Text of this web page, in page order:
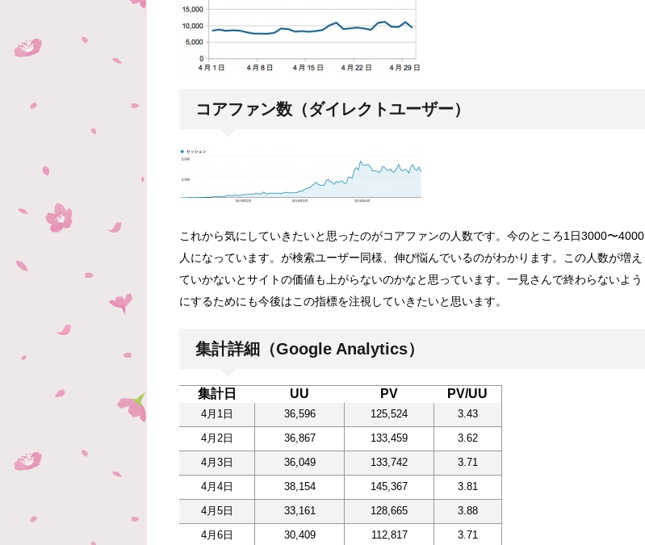
コアファン数（ダイレクトユーザー）
これから気にしていきたいと思ったのがコアファンの人数です。今のところ1日3000〜4000
人になっています。が検索ユーザー同様、伸び悩んでいるのがわかります。この人数が増え
ていかないとサイトの価値も上がらないのかなと思っています。一見さんで終わらないよう
にするためにも今後はこの指標を注視していきたいと思います。
集計詳細（Google Analytics）
集計日 UU PV PV/UU
4月1日 36,596 125,524
3.43
4月2日
36,867 133,459
3.62
4月3日
36,049 133,742
3.71
4月4日
38,154 145,367
3.81
4月5日
33,161 128,665
3.88
4月6日
30,409 112,817
3.71